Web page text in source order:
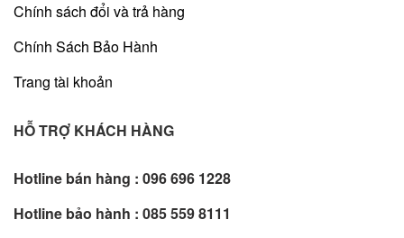
Chính sách đổi và trả hàng
Chính Sách Bảo Hành
Trang tài khoản
HỖ TRỢ KHÁCH HÀNG
Hotline bán hàng : 096 696 1228
Hotline bảo hành : 085 559 8111